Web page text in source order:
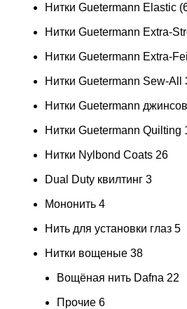
Нитки Guetermann Elastic
Нитки Guetermann Extra-
Нитки Guetermann Extra-
Нитки Guetermann Sew-All
Нитки Guetermann
Нитки Guetermann Quilting
Нитки Nylbond Coats 26
Dual Duty квилтинг 3
Мононить 4
Нить для установки глаз 5
Нитки вощеные 38
Вощёная нить Dafna 22
Прочие 6